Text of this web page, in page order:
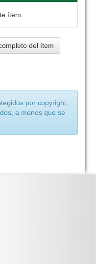
ítem.
del ítem
por copyright,
a menos que se